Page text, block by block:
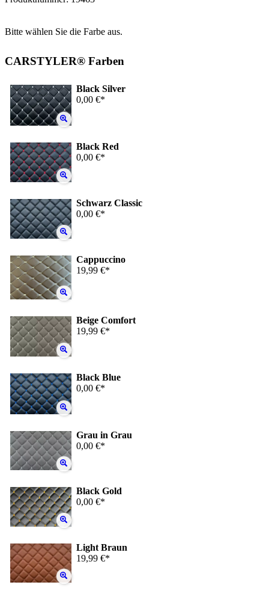
Bitte wählen Sie die Farbe aus.
CARSTYLER® Farben
Black Silver
0,00 €*
Black Red
0,00 €*
Schwarz Classic
0,00 €*
Cappuccino
19,99 €*
Beige Comfort
19,99 €*
Black Blue
0,00 €*
Grau in Grau
0,00 €*
Black Gold
0,00 €*
Light Braun
19,99 €*